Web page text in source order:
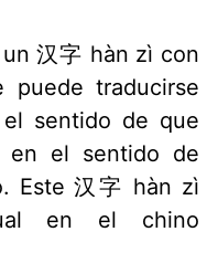
汉字 hàn zì con
traducirse
el sentido de que
en el sentido de
Este 汉字 hàn zì
en el chino